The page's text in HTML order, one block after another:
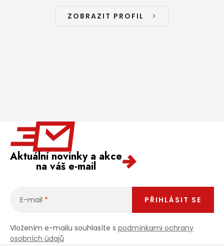
Reklamační formulář Odstoupení ve lhůtě 14 dní
Obchodní podmínky Reklamační řád
ZOBRAZIT PROFIL
Aktuální novinky a akce
na váš e-mail
E-mail
Vložením e-mailu souhlasíte s podmínkami ochrany
osobních údajů
PŘIHLÁSIT SE